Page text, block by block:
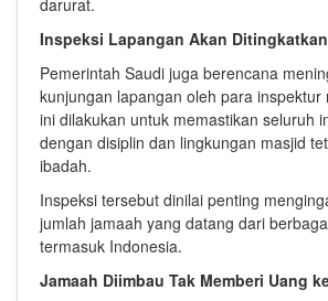
Inspeksi Lapangan Akan Ditingkatkan
Pemerintah Saudi juga berencana
kunjungan lapangan oleh para inspektur
ini dilakukan untuk memastikan seluruh
dengan disiplin dan lingkungan masjid
ibadah.
Inspeksi tersebut dinilai penting
jumlah jamaah yang datang dari
termasuk Indonesia.
Jamaah Diimbau Tak Memberi Uang